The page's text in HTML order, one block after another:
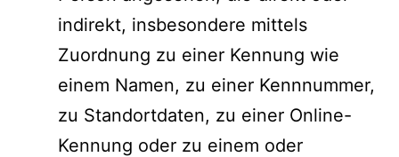
indirekt, insbesondere mittels
Zuordnung zu einer Kennung wie
einem Namen, zu einer Kennnummer,
zu Standortdaten, zu einer Online-
Kennung oder zu einem oder